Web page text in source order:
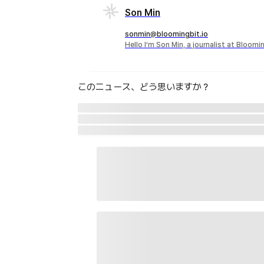
Son Min
sonmin@bloomingbit.io
Hello I’m Son Min, a journalist at
このニュース、どう思いますか？